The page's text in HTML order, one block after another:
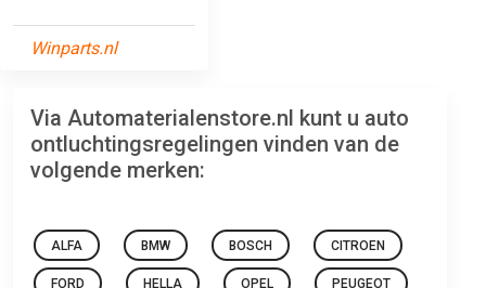
Winparts.nl
Via Automaterialenstore.nl kunt u auto
ontluchtingsregelingen vinden van de
volgende merken:
ALFA BMW BOSCH CITROEN
FORD HELLA OPEL PEUGEOT